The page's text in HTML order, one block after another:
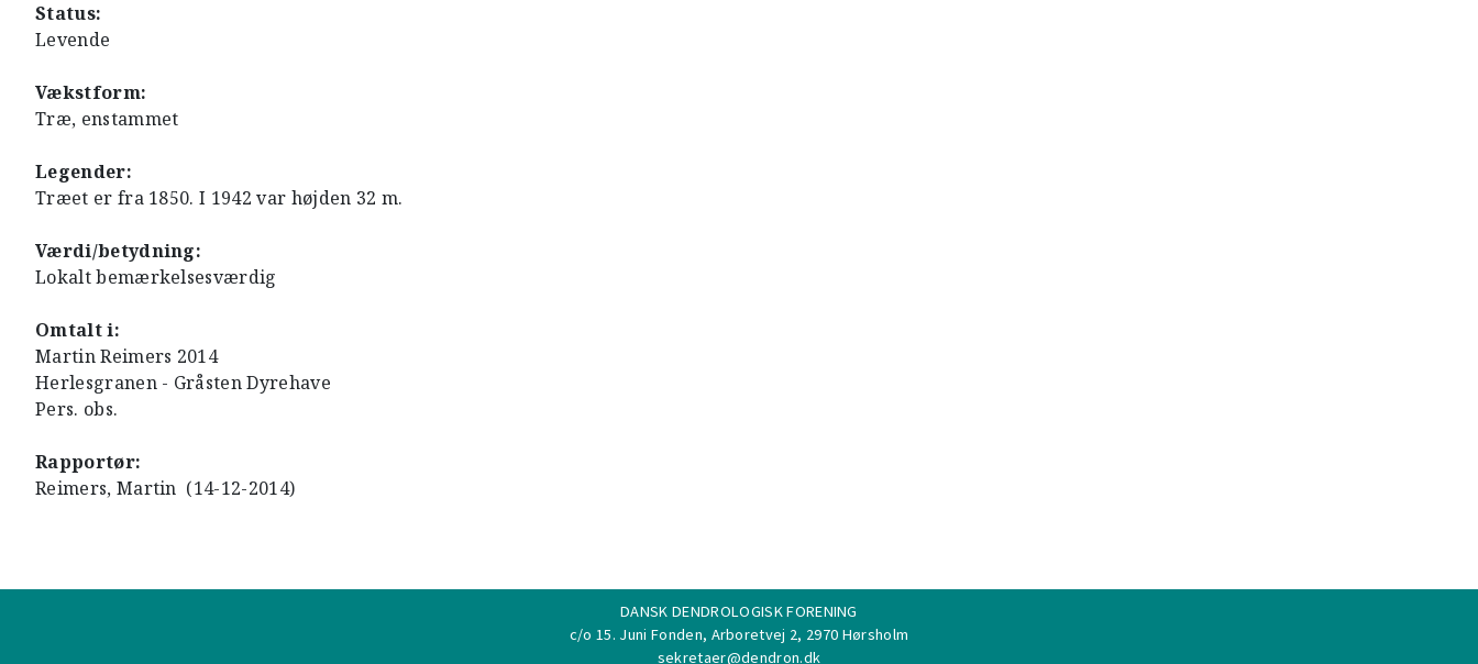
Status:
Levende
Vækstform:
Træ, enstammet
Legender:
Træet er fra 1850. I 1942 var højden 32 m.
Værdi/betydning:
Lokalt bemærkelsesværdig
Omtalt i:
Martin Reimers 2014
Herlesgranen - Gråsten Dyrehave
Pers. obs.
Rapportør:
Reimers, Martin (14-12-2014)
DANSK DENDROLOGISK FORENING
c/o 15. Juni Fonden, Arboretvej 2, 2970 Hørsholm
sekretaer@dendron.dk